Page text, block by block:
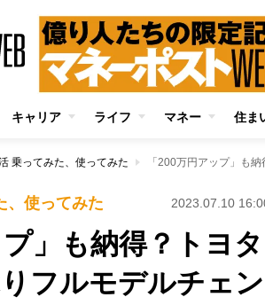
キャリア ライフ マネー 住ま
乗ってみた、使ってみた
、使ってみた 2023.07.10
プ」も納得？トヨ
フルモデルチェ